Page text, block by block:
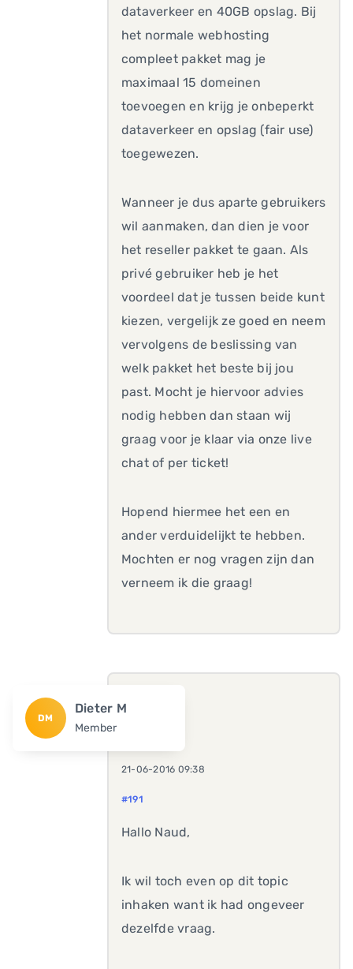
dataverkeer en 40GB opslag. Bij
het normale webhosting
compleet pakket mag je
maximaal 15 domeinen
toevoegen en krijg je onbeperkt
dataverkeer en opslag (fair use)
toegewezen.
Wanneer je dus aparte gebruikers
wil aanmaken, dan dien je voor
het reseller pakket te gaan. Als
privé gebruiker heb je het
voordeel dat je tussen beide kunt
kiezen, vergelijk ze goed en neem
vervolgens de beslissing van
welk pakket het beste bij jou
past. Mocht je hiervoor advies
nodig hebben dan staan wij
graag voor je klaar via onze live
chat of per ticket!
Hopend hiermee het een en
ander verduidelijkt te hebben.
Mochten er nog vragen zijn dan
verneem ik die graag!
DM
Dieter M
Member
21-06-2016 09:38
#191
Hallo Naud,
Ik wil toch even op dit topic
inhaken want ik had ongeveer
dezelfde vraag.